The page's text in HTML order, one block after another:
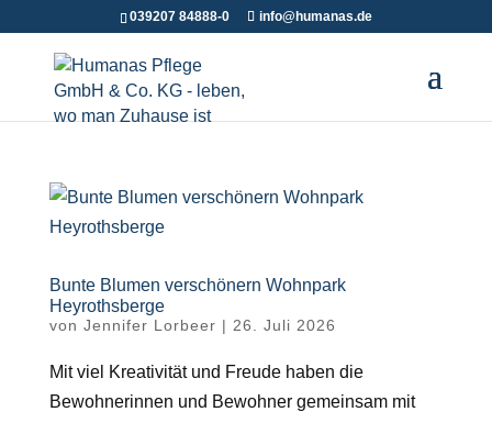
039207 84888-0 info@humanas.de
Bunte Blumen verschönern Wohnpark
Heyrothsberge
von Jennifer Lorbeer | 26. Juli 2026
Mit viel Kreativität und Freude haben die
Bewohnerinnen und Bewohner gemeinsam mit